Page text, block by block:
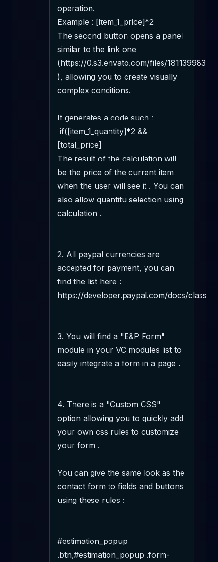
operation.
Example : [item_1_price]*2
The second button opens a panel
similar to the link one
(https://0.s3.envato.com/files/181139983/
), allowing you to create visually
complex conditions.
It generates a code such :
[total_price]
The result of the calculation will
be the price of the current item
when the user will see it . You can
also allow quantitu selection using
calculation .
2. All paypal currencies are
accepted for payment, you can
find the list here :
https://developer.paypal.com/docs/
3. You will find a "E&P Form"
module in your VC modules list to
easily integrate a form in a page .
4. There is a "Custom CSS"
option allowing you to quickly add
your own css rules to customize
your form .
You can give the same look as the
contact form to fields and buttons
using these rules :
#estimation_popup
.btn,#estimation_popup .form-